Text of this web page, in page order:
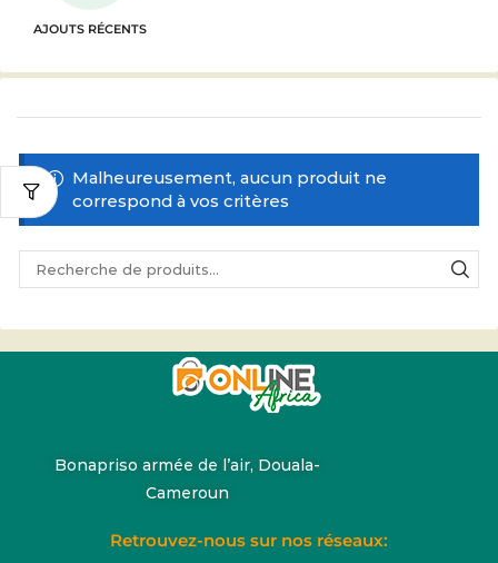
AJOUTS RÉCENTS
Malheureusement, aucun produit ne
correspond à vos critères
Bonapriso armée de l’air, Douala-
Cameroun
Retrouvez-nous sur nos réseaux: